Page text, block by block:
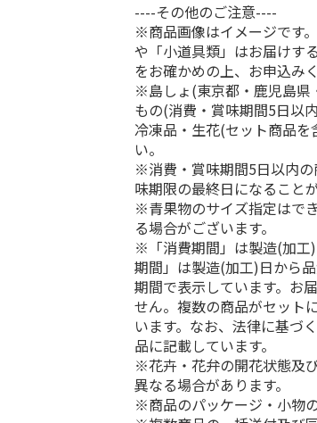
----その他のご注意----
※商品画像はイメージです
や「小道具類」はお届けす
をお確かめの上、お申込み
※島しょ(東京都・鹿児島県
もの(消費・賞味期間5日以
冷凍品・生花(セット商品
い。
※消費・賞味期間5日以内
味期限の最終日になること
※青果物のサイズ指定はで
る場合がございます。
※「消費期間」は製造(加工
期間」は製造(加工)日から
期間で表示しています。お
せん。複数の商品がセット
います。なお、法律に基づ
品に記載しています。
※花卉・花弁の開花状態及
異なる場合があります。
※商品のパッケージ・小物